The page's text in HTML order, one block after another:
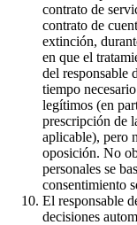
contrato de
contrato de
extinción,
en que el
del responsable
tiempo
legítimos (en
prescripción de
aplicable), pero
oposición. No
personales se
consentimiento
El responsable
decisiones